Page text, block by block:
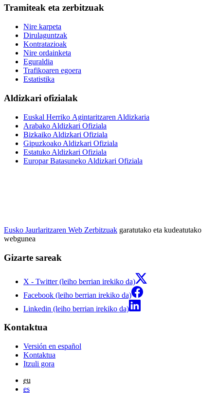
Tramiteak eta zerbitzuak
Nire karpeta
Dirulaguntzak
Kontratazioak
Nire ordainketa
Eguraldia
Trafikoaren egoera
Estatistika
Aldizkari ofizialak
Euskal Herriko Agintaritzaren Aldizkaria
Arabako Aldizkari Ofiziala
Bizkaiko Aldizkari Ofiziala
Gipuzkoako Aldizkari Ofiziala
Estatuko Aldizkari Ofiziala
Europar Batasuneko Aldizkari Ofiziala
Eusko Jaurlaritzaren Web Zerbitzuak garatutako eta kudeatutako
webgunea
Gizarte sareak
X - Twitter (leiho berrian irekiko da)
Facebook (leiho berrian irekiko da)
Linkedin (leiho berrian irekiko da)
Kontaktua
Versión en español
Kontaktua
Itzuli gora
eu
es